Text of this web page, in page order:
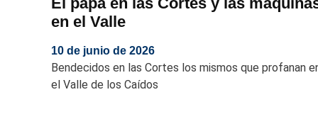
en el Valle
10 de junio de 2026
Bendecidos en las Cortes los mismos que profanan
el Valle de los Caídos